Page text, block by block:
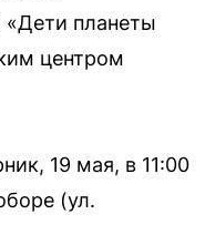
планеты
центром
19 мая, в 11:00
(ул.